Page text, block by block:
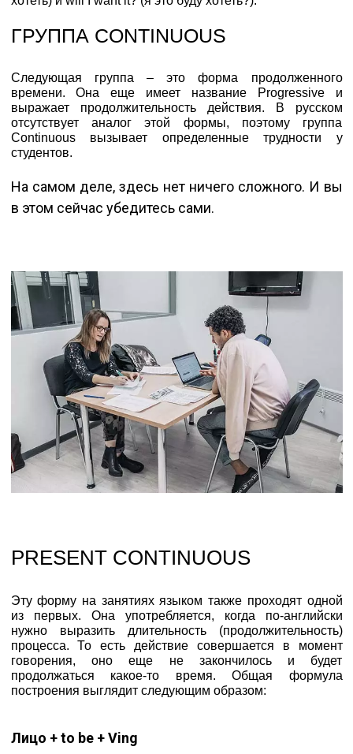
ГРУППА CONTINUOUS
Следующая группа – это форма продолженного
времени. Она еще имеет название Progressive и
выражает продолжительность действия. В русском
отсутствует аналог этой формы, поэтому группа
Continuous вызывает определенные трудности у
студентов.
На самом деле, здесь нет ничего сложного. И вы
в этом сейчас убедитесь сами.
PRESENT CONTINUOUS
Эту форму на занятиях языком также проходят одной
из первых. Она употребляется, когда по-английски
нужно выразить длительность (продолжительность)
процесса. То есть действие совершается в момент
говорения, оно еще не закончилось и будет
продолжаться какое-то время. Общая формула
построения выглядит следующим образом:
Лицо + to be + Ving